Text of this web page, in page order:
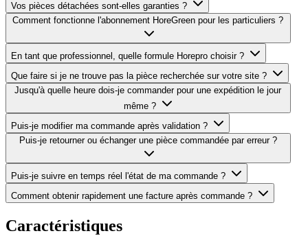
Vos pièces détachées sont-elles garanties ?
Comment fonctionne l'abonnement HoreGreen pour les particuliers ?
En tant que professionnel, quelle formule Horepro choisir ?
Que faire si je ne trouve pas la pièce recherchée sur votre site ?
Jusqu'à quelle heure dois-je commander pour une expédition le jour
même ?
Puis-je modifier ma commande après validation ?
Puis-je retourner ou échanger une pièce commandée par erreur ?
Puis-je suivre en temps réel l'état de ma commande ?
Comment obtenir rapidement une facture après commande ?
Caractéristiques